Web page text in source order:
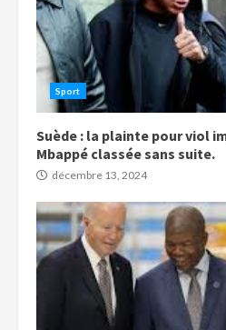
Sport
Suède : la plainte pour viol
Mbappé classée sans suite.
décembre 13, 2024